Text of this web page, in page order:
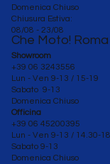
Che Moto!
Showroom
+39 06 3243556
Lun - Ven 9-13 / 15-19
Sabato 9-13
Domenica Chiuso
Officina
+39 06 45200395
Lun - Ven 9-13 / 14.30-18
Sabato 9-13
Domenica Chiuso
Domenica Chiuso
Chiusura Estiva:
08/08 - 23/08